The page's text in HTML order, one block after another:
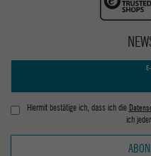
Hiermit bestätige ich, dass ich die
ich